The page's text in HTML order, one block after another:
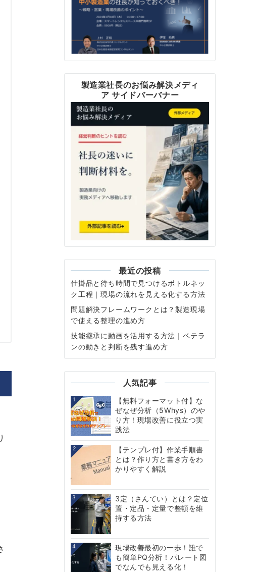
製造業社長のお悩み解決メディ
ア サイドバーバナー
最近の投稿
仕掛品と待ち時間で見つけるボトルネッ
ク工程｜現場の流れを見える化する方法
問題解決フレームワークとは？製造現場
で使える整理の進め方
技能継承に動画を活用する方法｜ベテラ
ンの動きと判断を残す進め方
人気記事
1
【無料フォーマット付】な
ぜなぜ分析（5Whys）のや
り方！現場改善に役立つ実
践法
2
【テンプレ付】作業手順書
とは？作り方と書き方をわ
かりやすく解説
3
3定（さんてい）とは？定位
置・定品・定量で整頓を維
持する方法
4
現場改善最初の一歩！誰で
も簡単PQ分析！パレート図
でなんでも見える化！